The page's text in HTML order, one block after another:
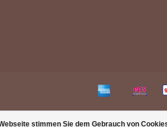
stimmen Sie dem Gebrauch von